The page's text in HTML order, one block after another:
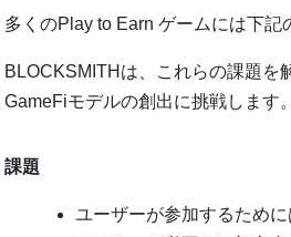
多くのPlay to Earn ゲームには下記
BLOCKSMITHは、これらの課題を
GameFiモデルの創出に挑戦します。
課題
ユーザーが参加するため